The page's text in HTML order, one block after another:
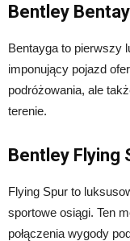
Bentley
Bentayga to pierwszy
imponujący pojazd
podróżowania, ale
terenie.
Bentley Flying
Flying Spur to
sportowe osiągi. Ten
połączenia wygody